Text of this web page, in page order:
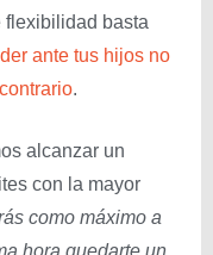
flexibilidad basta
ante tus hijos no
.
alcanzar un
con la mayor
como máximo a
hora quedarte un